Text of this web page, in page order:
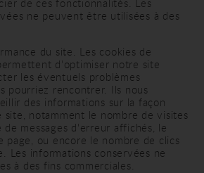
ne peuvent être utilisées à des
du site. Les cookies de
d'optimiser notre site
les éventuels problèmes
pourriez rencontrer. Ils nous
des informations sur la façon
site, notamment le nombre de visites
de messages d'erreur affichés, le
page, ou encore le nombre de clics
Les informations conservées ne
à des fins commerciales.